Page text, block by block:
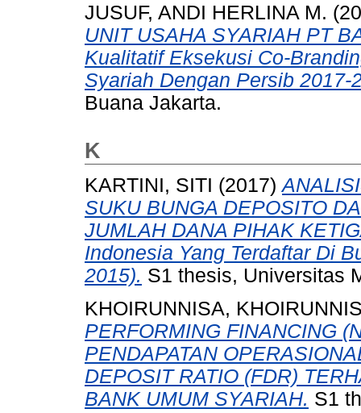
JUSUF, ANDI HERLINA M.
UNIT USAHA SYARIAH PT
Kualitatif Eksekusi Co-
Syariah Dengan Persib 2017-
Buana Jakarta.
K
KARTINI, SITI (2017)
SUKU BUNGA DEPOSITO
JUMLAH DANA PIHAK
Indonesia Yang Terdaftar Di
2015). S1 thesis, Universitas
KHOIRUNNISA,
PERFORMING FINANCING
PENDAPATAN
DEPOSIT RATIO (FDR)
BANK UMUM SYARIAH. S1